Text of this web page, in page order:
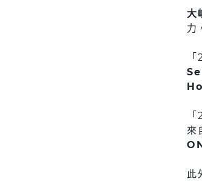
大
力
來
此